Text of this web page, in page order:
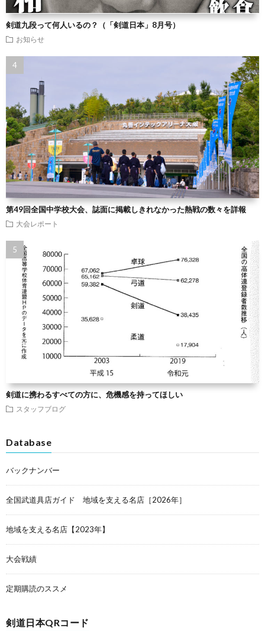
剣道九段って何人いるの？（「剣道日本」8月号）
お知らせ
第49回全国中学校大会、誌面に掲載しきれなかった熱戦の数々を詳報
大会レポート
剣道に携わるすべての方に、危機感を持ってほしい
スタッフブログ
Database
バックナンバー
全国武道具店ガイド 地域を支える名店［2026年］
地域を支える名店【2023年】
大会戦績
定期購読のススメ
剣道日本QRコード